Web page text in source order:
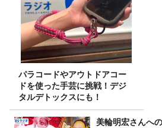
パラコードやアウトドアコー
ドを使った手芸に挑戦！デジ
タルデトックスにも！
美輪明宏さんへ